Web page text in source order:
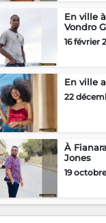
En ville
Vondro
16 février
En ville
22
À
Jones
19